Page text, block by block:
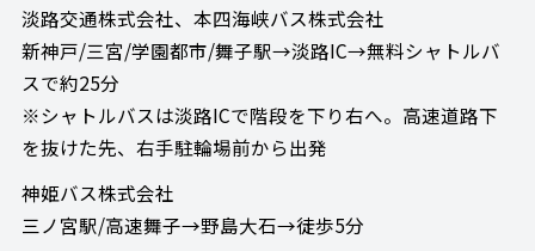
淡路交通株式会社、本四海峡バス株式会社
新神戸/三宮/学園都市/舞子駅→淡路IC→無料シャトルバ
スで約25分
※シャトルバスは淡路ICで階段を下り右へ。高速道路下
を抜けた先、右手駐輪場前から出発
神姫バス株式会社
三ノ宮駅/高速舞子→野島大石→徒歩5分